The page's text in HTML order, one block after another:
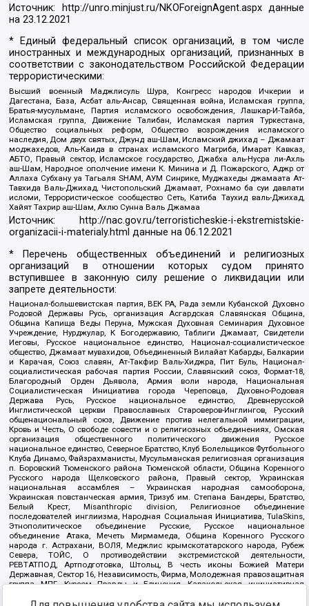
Источник: http://unro.minjust.ru/NKOForeignAgent.aspxданные
на23.12.2021
* Единый федеральный список организаций, в том числе
иностранных и международных организаций, признанных в
соответствии с законодательством Российской Федерации
террористическими:
Высший военный Маджлисуль Шура, Конгресс народов Ичкерии и
Дагестана, База, Асбат аль-Ансар, Священная война, Исламская группа,
Братья-мусульмане, Партия исламского освобождения, Лашкар-И-Тайба,
Исламская группа, Движение Талибан, Исламская партия Туркестана,
Общество социальных реформ, Общество возрождения исламского
наследия, Дом двух святых, Джунд аш-Шам, Исламский джихад – Джамаат
моджахедов, Аль-Каида в странах исламского Магриба, Имарат Кавказ,
АБТО, Правый сектор, Исламское государство, Джабха аль-Нусра ли-Ахль
аш-Шам, Народное ополчение имени К. Минина и Д. Пожарского, Аджр от
Аллаха Субхану уа Тагьаля SHAM, АУМ Синрике, Муджахеды джамаата Ат-
Тавхида Валь-Джихад, Чистопольский Джамаат, Рохнамо ба суи давлати
исломи, Террористическое сообщество Сеть, Катиба Таухид валь-Джихад,
Хайят Тахрир аш-Шам, Ахлю Сунна Валь Джамаа
Источник:
http://nac.gov.ru/terroristicheskie-i-ekstremistskie-
organizacii-i-materialy.html данные на06.12.2021
* Перечень общественных объединений и религиозных
организаций в отношении которых судом принято
вступившее в законную силу решение о ликвидации или
запрете деятельности:
Национал-большевистская партия, ВЕК РА, Рада земли Кубанской Духовно
Родовой Державы Русь, организация Асгардская Славянская Община,
Община Капища Веды Перуна, Мужская Духовная Семинария Духовное
Учреждение, Нурджулар, К Богодержавию, Таблиги Джамаат, Свидетели
Иеговы, Русское национальное единство, Национал-социалистическое
общество, Джамаат мувахидов, Объединенный Вилайат Кабарды, Балкарии
и Карачая, Союз славян, Ат-Такфир Валь-Хиджра, Пит Буль, Национал-
социалистическая рабочая партия России, Славянский союз, Формат-18,
Благородный Орден Дьявола, Армия воли народа, Национальная
Социалистическая Инициатива города Череповца, Духовно-Родовая
Держава Русь, Русское национальное единство, Древнерусской
Инглистической церкви Православных Староверов-Инглингов, Русский
общенациональный союз, Движение против нелегальной иммиграции,
Кровь и Честь, О свободе совести и о религиозных объединениях, Омская
организация общественного политического движения Русское
национальное единство, Северное Братство, Клуб Болельщиков Футбольного
Клуба Динамо, Файзрахманисты, Мусульманская религиозная организация
п. Боровский Тюменского района Тюменской области, Община Коренного
Русского народа Щелковского района, Правый сектор, Украинская
национальная ассамблея – Украинская народная самооборона,
Украинская повстанческая армия, Тризуб им. Степана Бандеры, Братство,
Белый Крест, Misanthropic division, Религиозное объединение
последователей инглиизма, Народная Социальная Инициатива, TulaSkins,
Этнополитическое объединение Русские, Русское национальное
объединение Атака, Мечеть Мирмамеда, Община Коренного Русского
народа г. Астрахани, ВОЛЯ, Меджлис крымскотатарского народа, Рубеж
Севера, ТОЙС, О противодействии экстремистской деятельности,
РЕВТАТПОД, Артподготовка, Штольц, В честь иконы Божией Матери
Державная, Сектор 16, Независимость, Фирма, Молодежная правозащитная
группа МПГ, Курсом Правды и Единения, Каракольская инициативная
Благотворительный пансионат Ак Умут, Русская республика Русь,